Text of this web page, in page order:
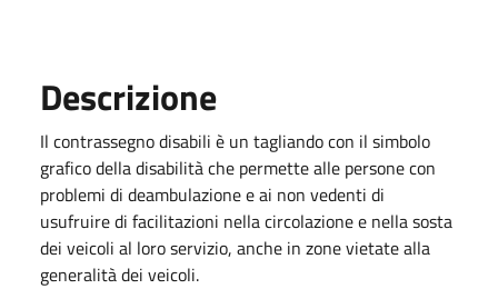
Descrizione
Il contrassegno disabili è un tagliando con il simbolo
grafico della disabilità che permette alle persone con
problemi di deambulazione e ai non vedenti di
usufruire di facilitazioni nella circolazione e nella sosta
dei veicoli al loro servizio, anche in zone vietate alla
generalità dei veicoli.